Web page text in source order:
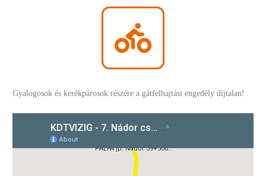
Gyalogosok és kerékpárosok részére a gátfelhajtási engedély díjtalan!